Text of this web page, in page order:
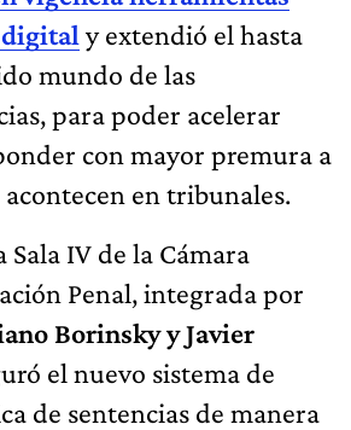
y extendió el hasta
mundo de las
para poder acelerar
con mayor premura a
acontecen en tribunales.
Sala IV de la Cámara
Penal, integrada por
Borinsky y Javier
el nuevo sistema de
de sentencias de manera